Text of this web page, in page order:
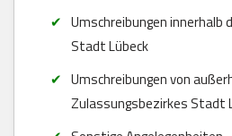
Umschreibungen innerhalb
Stadt Lübeck
Umschreibungen von
Zulassungsbezirkes Stadt